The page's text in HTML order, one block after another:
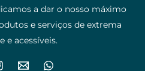
a dar o nosso máximo
e serviços de extrema
e acessíveis.